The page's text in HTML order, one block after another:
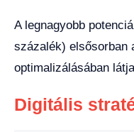
A legnagyobb
százalék) elsősorban
optimalizálásában
Digitális